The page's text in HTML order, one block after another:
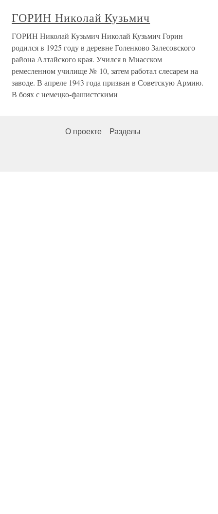
ГОРИН Николай Кузьмич
ГОРИН Николай Кузьмич Николай Кузьмич Горин
родился в 1925 году в деревне Голенково Залесовского
района Алтайского края. Учился в Миасском
ремесленном училище № 10, затем работал слесарем на
заводе. В апреле 1943 года призван в Советскую Армию.
В боях с немецко-фашистскими
О проекте Разделы